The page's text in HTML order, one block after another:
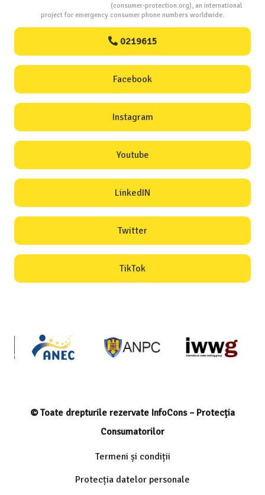
(consumer-protection.org), an international
project for emergency consumer phone numbers worldwide.
0219615
Facebook
Instagram
Youtube
LinkedIN
Twitter
TikTok
© Toate drepturile rezervate InfoCons – Protecția
Consumatorilor
Termeni și condiții
Protecția datelor personale